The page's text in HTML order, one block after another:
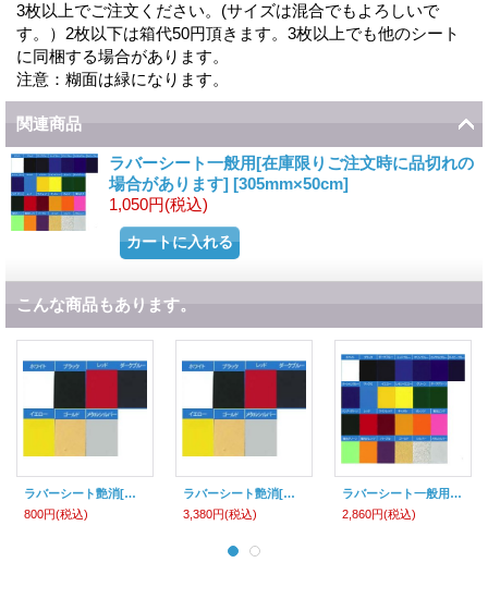
3枚以上でご注文ください。(サイズは混合でもよろしいで
す。）2枚以下は箱代50円頂きます。3枚以上でも他のシート
に同梱する場合があります。
注意：糊面は緑になります。
関連商品
ラバーシート一般用[在庫限りご注文時に品切れの
場合があります] [305mm×50cm]
1,050円(税込)
こんな商品もあります。
ラバーシート艶消[昇華染料移行防止タイプ][在庫限りご注文時に品切れの場合があります]
800円(税込)
ラバーシート艶消[昇華染料移行防止タイプ][在庫限りご注文時に品切れの場合があります]
3,380円(税込)
ラバーシート一般用[在庫限りご注文時に品切れの場合があります]
2,860円(税込)